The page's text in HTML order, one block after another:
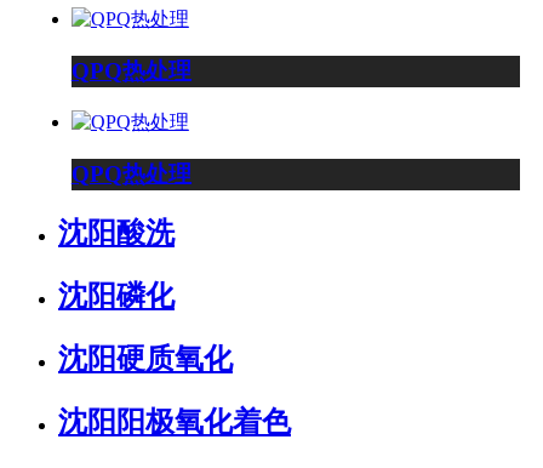
QPQ热处理
QPQ热处理
沈阳酸洗
沈阳磷化
沈阳硬质氧化
沈阳阳极氧化着色